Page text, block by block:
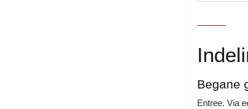
Begane
Entree. Via